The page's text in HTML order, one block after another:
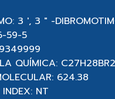
3 ′, 3 ″ -
59-5
QUÍMICA:
624.38
NT